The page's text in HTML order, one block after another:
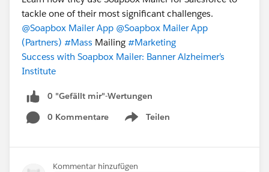
tackle one of their most significant challenges.
@Soapbox Mailer App @Soapbox Mailer App
(Partners) #Mass Mailing #Marketing
Success with Soapbox Mailer: Banner Alzheimer’s
Institute
0 "Gefällt mir"-Wertungen
0 Kommentare
Teilen
Show menu
Kommentar hinzufügen